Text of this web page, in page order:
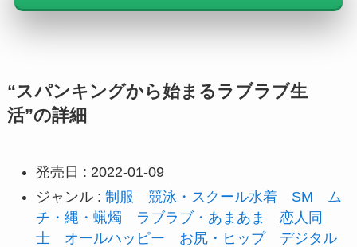
“スパンキングから始まるラブラブ生
活”の詳細
発売日 : 2022-01-09
ジャンル : 制服 競泳・スクール水着 SM
ム
チ・縄・蝋燭
ラブラブ・あまあま
恋人同
士
オールハッピー お尻・ヒップ
デジタル